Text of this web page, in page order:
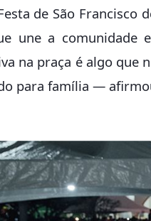
de São Francisco
une a comunidade
na praça é algo que
para família —